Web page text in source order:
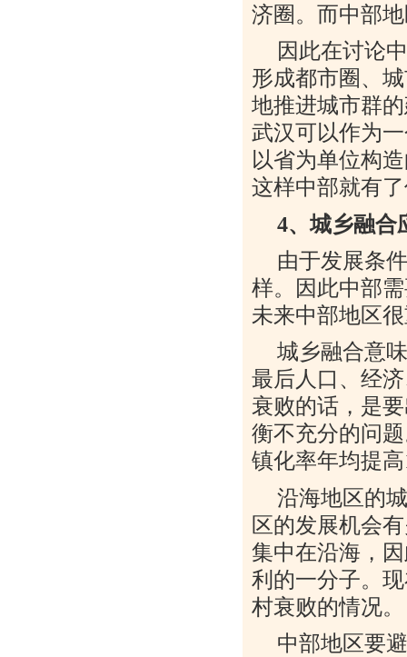
济圈。而中部
因此在讨论
形成都市圈、
地推进城市群
武汉可以作为
以省为单位构
这样中部就有
4、城乡融合
由于发展条
样。因此中部
未来中部地区
城乡融合意
最后人口、经
衰败的话，是
衡不充分的问
镇化率年均提高
沿海地区的
区的发展机会
集中在沿海，
利的一分子。
村衰败的情况。
中部地区要